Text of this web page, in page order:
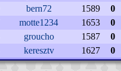
bern72 1589
0
motte1234 1653
0
groucho 1587
0
keresztv 1627 0